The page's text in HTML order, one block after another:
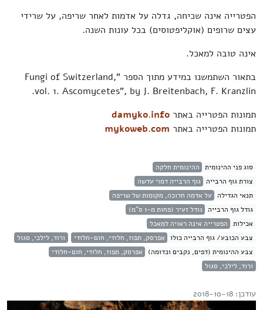
הפטרייה אינה שכיחה, גדלה על אדמות לאחר שריפה, על שרידי
עצים שרופים (אוקליפטוסים) בכל עונות השנה.
אינה טובה למאכל.
בתאור השתמשנו במידע מתוך הספר "Fungi of Switzerland,
vol. 1. Ascomycetes", by J. Breitenbach, F. Kranzlin.
תמונות הפטרייה באתרdamyko.info
תמונות הפטרייה באתרmykoweb.com
סוג פני ההינומית ההינומית חלקה
צורת גוף הרבייה גוף הרבייה דמוי עדשה
תנאי הגדילה על אדמה חרוכה, מקומות של שריפה
גודל גוף הרבייה גודל זעיר (פחות מ-1 ס"מ)
אכילות הפטרייה אינה ראויה למאכל
צבע הכובע/ גוף הרבייה כולו אפרסק, תפוז, חלודי, חום-חלודי
ורוד, לילכי, סגול
צבע ההינומית (דפים, נקבים וכדומה) אפרסק, תפוז, חלודי, חום-חלודי
ורוד, לילכי, סגול
עודכן: 2018-10-18